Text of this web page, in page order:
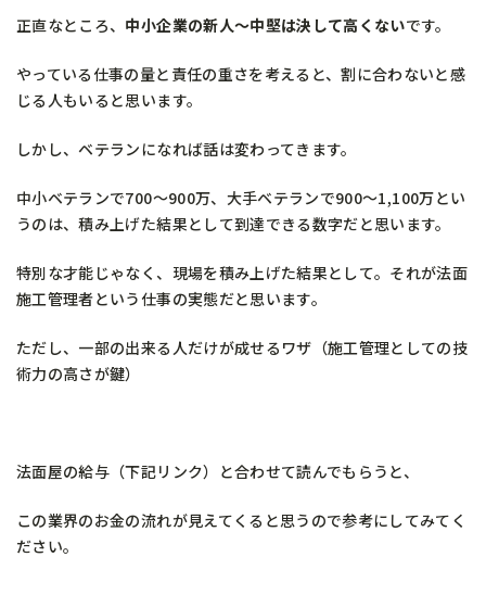
正直なところ、 中小企業の新人〜中堅は決して高くないです。
やっている仕事の量と責任の重さを考えると、割に合わないと感
じる人もいると思います。
しかし、ベテランになれば話は変わってきます。
中小ベテランで700〜900万、大手ベテランで900〜1,100万とい
うのは、積み上げた結果として到達できる数字だと思います。
特別な才能じゃなく、現場を積み上げた結果として。それが法面
施工管理者という仕事の実態だと思います。
ただし、一部の出来る人だけが成せるワザ（施工管理としての技
術力の高さが鍵）
法面屋の給与（下記リンク）と合わせて読んでもらうと、
この業界のお金の流れが見えてくると思うので参考にしてみてく
ださい。